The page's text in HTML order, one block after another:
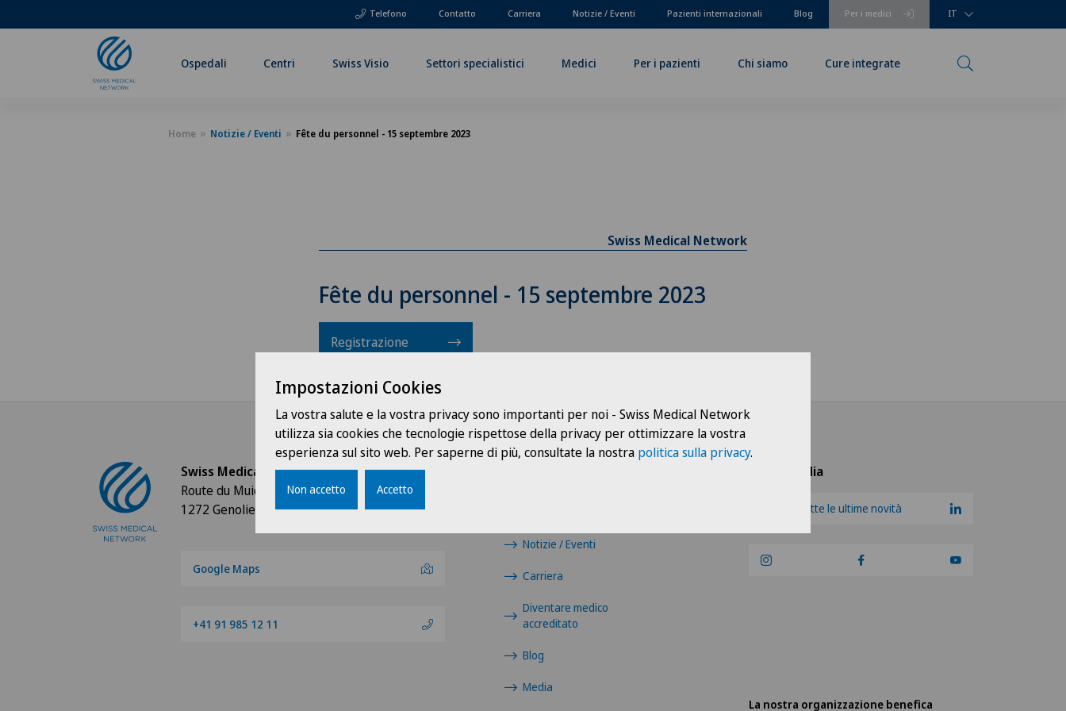
Telefono Per i medici
Contatto Carriera Notizie / Eventi Pazienti internazionali Blog IT
Ospedali Centri Swiss Visio Settori specialistici Medici Per i pazienti Chi siamo Cure integrate
Home Notizie / Eventi Fête du personnel - 15 septembre 2023
Swiss Medical Network
Fête du personnel - 15 septembre 2023
Registrazione
Social Media
@Ricevi tutte le ultime novità
Notizie / Eventi
Carriera
Diventare medico
accreditato
Blog
Media
Swiss Medical Network
Route du Muids 3
1272 Genolier
Google Maps
+41 91 985 12 11
La nostra organizzazione benefica
Impostazioni Cookies
La vostra salute e la vostra privacy sono importanti per noi - Swiss Medical Network
utilizza sia cookies che tecnologie rispettose della privacy per ottimizzare la vostra
esperienza sul sito web. Per saperne di più, consultate la nostra politica sulla privacy.
Non accetto Accetto